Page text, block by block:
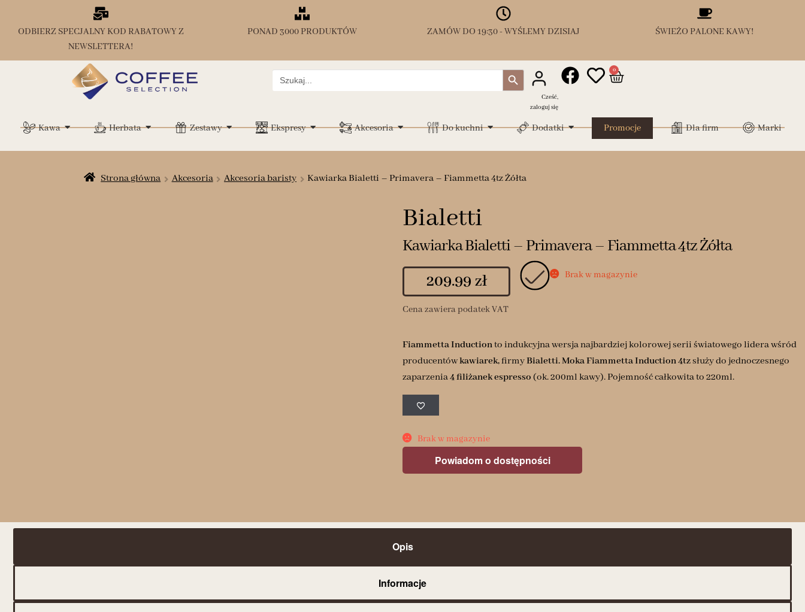
ODBIERZ SPECJALNY KOD RABATOWY Z
NEWSLETTERA!
PONAD 3000 PRODUKTÓW ZAMÓW DO 19:30 - WYŚLEMY DZISIAJ ŚWIEŻO PALONE KAWY!
Search
for:
Search Button
Cześć,
zaloguj się
0
Kawa Herbata Zestawy Ekspresy Akcesoria Do kuchni Dodatki Promocje Dla firm Marki
Strona główna Akcesoria Akcesoria baristy Kawiarka Bialetti – Primavera – Fiammetta 4tz Żółta
Bialetti
Kawiarka Bialetti – Primavera – Fiammetta 4tz Żółta
209.99 zł Brak w magazynie
Cena zawiera podatek VAT
Fiammetta Inductionto indukcyjna wersja najbardziej kolorowej serii światowego lidera wśród
producentówkawiarek,firmyBialetti.Moka Fiammetta Induction 4tzsłuży do jednoczesnego
zaparzenia4 filiżanek espresso (ok. 200ml kawy). Pojemność całkowita to 220ml.
Brak w magazynie
Powiadom o dostępności
Opis
Informacje